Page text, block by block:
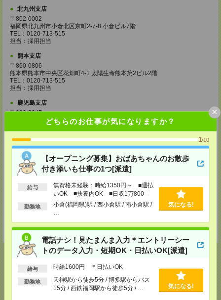
どちらのお仕事が気になりますか？
1/10
【オープニング募集】おばあちゃんのお散歩
付き添いも仕事の1つ[派遣]
給与
無資格未経験：時給1350円～ ■週払
いOK ■扶養内OK ■日収1万800円
以上
勤務地
小倉(福岡県)駅 / 西小倉駅 / 南小倉駅 /
気になる!
電話ナシ！見たまんま入力＊エントリーシー
トのデータ入力・短期OK・日払いOK[派遣]
給与 時給1600円 ＊日払いOK
勤務地
天神駅から徒歩5分 / 博多駅からバス
15分 / 西鉄福岡駅から徒歩5分 / …
気になる!
×
北九州支店
〒802-0002
福岡県北九州市小倉北区京町2-7-8 小倉ビル7階
TEL：0120-713-515
担当：採用担当
熊本支店
〒860-0806
熊本県熊本市中央区花畑町4-1 太陽生命熊本第2ビル2階
TEL：0120-713-515
担当：採用担当
鹿児島支店
〒892-0847
鹿児島市西千石町11-25 鹿児島フコク生命高見馬場ビル2階
TEL：0120-713-515
長崎支店
〒850-0033
長崎県長崎市万才町7-1 住友生命長崎ビル4階
TEL：0120-713-515
担当：採用担当
宮崎支店
宮崎県宮崎市橘通東4丁目8番1号カリーノ宮崎8F
TEL：0120-713-515
担当：採用担当
応募ページへ